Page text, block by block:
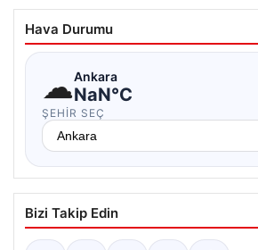
Hava Durumu
☁Ankara
NaN°C
ŞEHIR SEÇ
Bizi Takip Edin